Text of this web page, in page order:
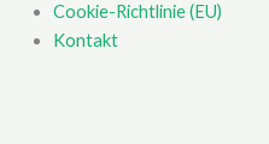
Cookie-Richtlinie (EU)
Kontakt